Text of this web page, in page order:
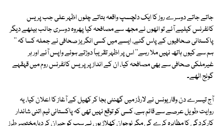
جاتے جاتے دوسرے روز کا ایک دلچسپ واقعہ بتاتے چلوں اظہر علی جب پریس
کانفرنس کیلیے آئے تو انھوں نے مجھ سے مصافحہ کیا پھروہ دوسری جانب بیٹھے دیگر
پاکستانی صحافیوں کے پاس گئے، ایسے میں کسی انگریز صحافی نے جملہ کسا کہ ''
ہم سے کیوں ہاتھ نہیں ملا رہے'' اس پر اظہر تقریباً دوڑتے ہوئے واپس آئے اور ہر
غیرملکی صحافی سے بھی مصافحہ کیا، ان کے انداز پر پریس کانفرنس روم میں قہقہے
گونج اٹھے۔
آج تیسرے دن وقار یونس نے لارڈز میں گھنٹی بجا کر کھیل کے آغاز کا اعلان کیا، یہ
روایت طویل عرصے سے قائم ہے، کسی کو توقع نہیں تھی کہ پاکستانی ٹیم اتنی شاندار
کارکردگی کا مظاہرہ کرے گی مگر نوجوان کھلاڑیوں نے سب کو حیران کر دیا،مختصر طرز